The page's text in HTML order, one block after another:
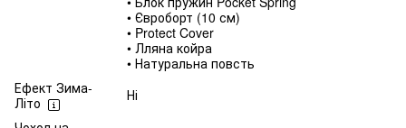
• Євроборт (10 см)
• Protect Cover
• Лляна койра
• Натуральна повсть
Ефект Зима-
Літо
Ні